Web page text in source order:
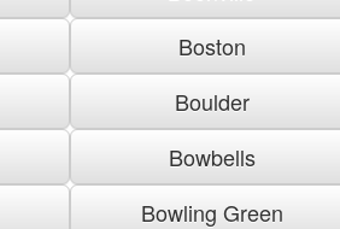
Boston
Boulder
Bowbells
Bowling Green